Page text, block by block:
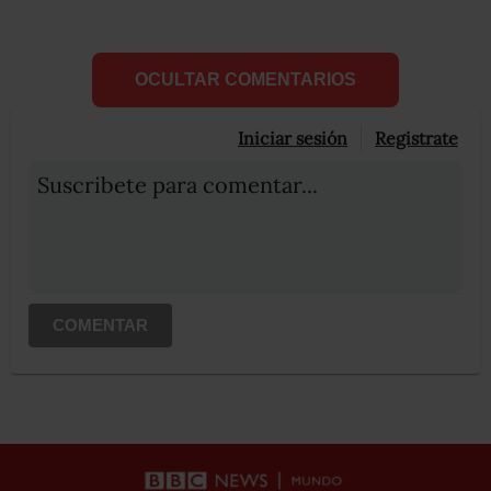
OCULTAR COMENTARIOS
Iniciar sesión Registrate
Suscribete para comentar...
COMENTAR